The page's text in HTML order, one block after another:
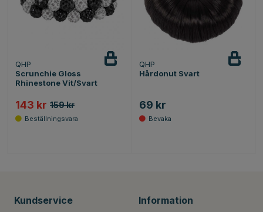
QHP
Scrunchie Gloss
Rhinestone Vit/Svart
143 kr 159 kr
QHP
Hårdonut Svart
69 kr
Kundservice Information